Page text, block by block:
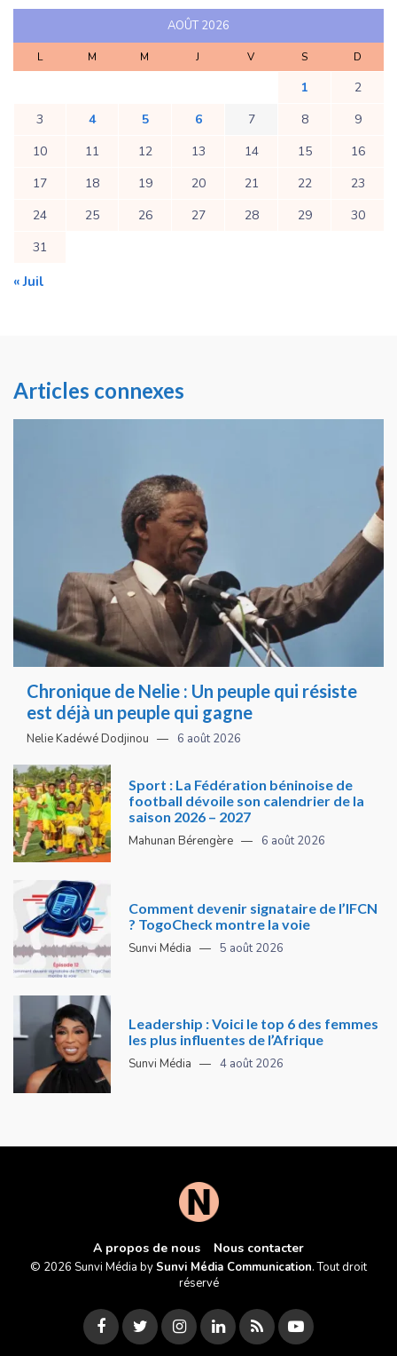
AOÛT 2026
L M M J V S D
1
2
3
4 5 6 7 8
9
10
11 12 13 14 15
16
17
18 19 20 21 22
23
24
25 26 27 28 29
30
31
« Juil
Articles connexes
Chronique de Nelie : Un peuple qui résiste
est déjà un peuple qui gagne
Nelie Kadéwé Dodjinou 6 août 2026
Sport : La Fédération béninoise de
football dévoile son calendrier de la
saison 2026 – 2027
Mahunan Bérengère 6 août 2026
Comment devenir signataire de l’IFCN
? TogoCheck montre la voie
Sunvi Média 5 août 2026
Leadership : Voici le top 6 des femmes
les plus influentes de l’Afrique
Sunvi Média 4 août 2026
A propos de nous Nous contacter
© 2026 Sunvi Média by Sunvi Média Communication. Tout droit
réservé